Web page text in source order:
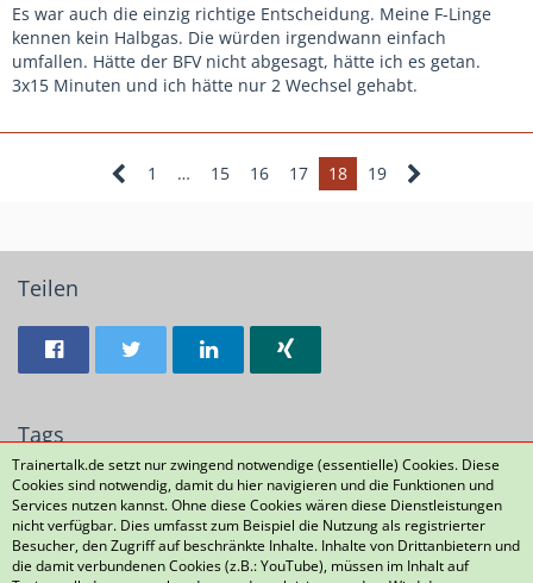
Es war auch die einzig richtige Entscheidung. Meine F-Linge
kennen kein Halbgas. Die würden irgendwann einfach
umfallen. Hätte der BFV nicht abgesagt, hätte ich es getan.
3x15 Minuten und ich hätte nur 2 Wechsel gehabt.
1 … 15 16 17 18 19
Teilen
Tags
6 Verbandstag Funino Fußball 3 Fußball 5
Datenschutzerklärung Kontakt Impressum
Trainertalk.de setzt nur zwingend notwendige (essentielle) Cookies. Diese
Cookies sind notwendig, damit du hier navigieren und die Funktionen und
Services nutzen kannst. Ohne diese Cookies wären diese Dienstleistungen
nicht verfügbar. Dies umfasst zum Beispiel die Nutzung als registrierter
Besucher, den Zugriff auf beschränkte Inhalte. Inhalte von Drittanbietern und
die damit verbundenen Cookies (z.B.: YouTube), müssen im Inhalt auf